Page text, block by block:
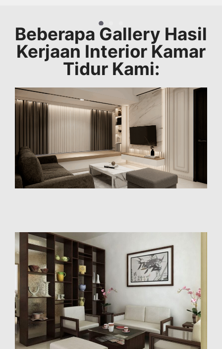
Beberapa Gallery Hasil
Kerjaan Interior Kamar
Tidur Kami: